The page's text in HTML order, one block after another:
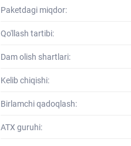
Paketdagi miqdor:
Qo'llash tartibi:
Dam olish shartlari:
Kelib chiqishi:
Birlamchi qadoqlash:
ATХ guruhi: